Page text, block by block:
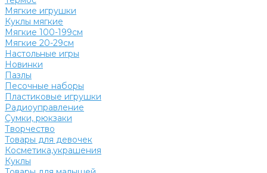
Мягкие игрушки
Куклы мягкие
Мягкие 100-199см
Мягкие 20-29см
Настольные игры
Новинки
Пазлы
Песочные наборы
Пластиковые игрушки
Радиоуправление
Сумки, рюкзаки
Творчество
Товары для девочек
Косметика,украшения
Куклы